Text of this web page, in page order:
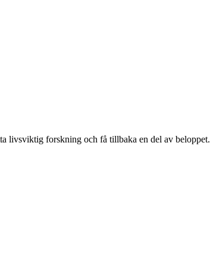
livsviktig forskning och få tillbaka en del av beloppet.